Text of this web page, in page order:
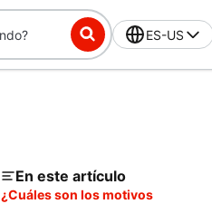
ES-US
En este artículo
¿Cuáles son los motivos